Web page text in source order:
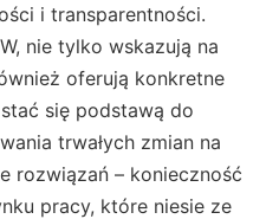
i transparentności.
nie tylko wskazują na
oferują konkretne
się podstawą do
trwałych zmian na
rozwiązań – konieczność
pracy, które niesie ze